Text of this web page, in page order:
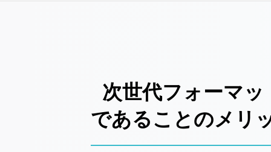
次世代フォーマッ
であることのメリ